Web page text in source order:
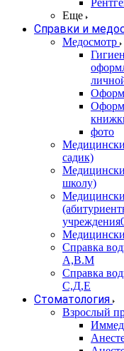
Еще
Справки и
Медосмотр
фото
садик)
школу)
Справка
А,В.М
Справка
С,Д,Е
Стоматология
Взрослый